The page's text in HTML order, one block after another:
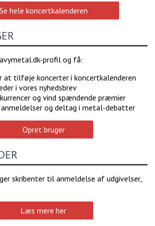
Se hele koncertkalenderen
profil og få:
at tilføje koncerter i koncertkalenderen
i vores nyhedsbrev
og vind spændende præmier
og deltag i metal-debatter
Opret bruger
skribenter til anmeldelse af udgivelser,
Læs mere her